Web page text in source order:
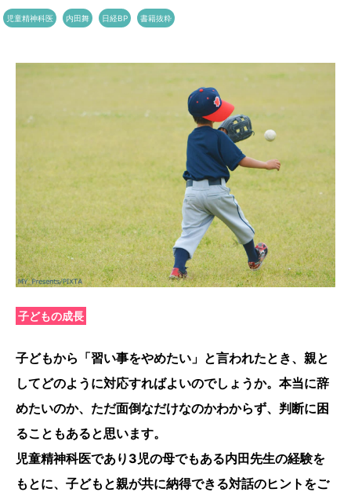
児童精神科医 内田舞 日経BP 書籍抜粋
子どもの成長
子どもから「習い事をやめたい」と言われたとき、親と
してどのように対応すればよいのでしょうか。本当に辞
めたいのか、ただ面倒なだけなのかわからず、判断に困
ることもあると思います。
児童精神科医であり3児の母でもある内田先生の経験を
もとに、子どもと親が共に納得できる対話のヒントをご